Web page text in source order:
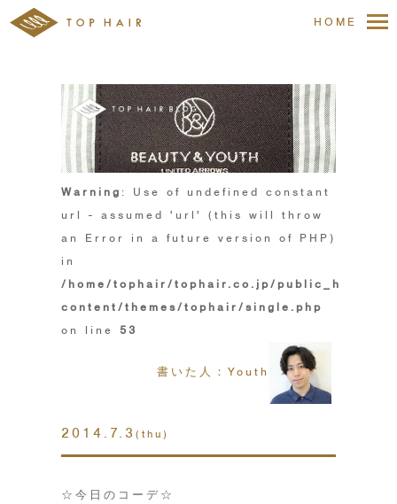
HOME
Warning : Use of undefined constant
url - assumed 'url' (this will throw
an Error in a future version of PHP)
in
/home/tophair/tophair.co.jp/public_html/
content/themes/tophair/single.php
on line 53
書いた人：Youth
2014.7.3 (thu)
☆今日のコーデ☆